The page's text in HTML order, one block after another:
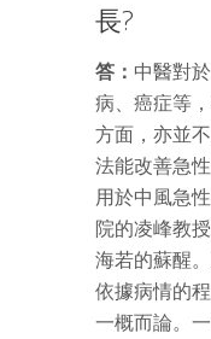
長?
答： 中醫對
病、癌症等
方面，亦並
法能改善急
用於中風急
院的凌峰教
海若的蘇醒
依據病情的
一概而論。